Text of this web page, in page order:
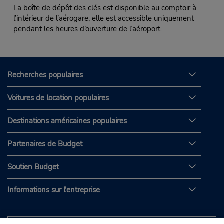
La boîte de dépôt des clés est disponible au comptoir à
l’intérieur de l’aérogare; elle est accessible uniquement
pendant les heures d’ouverture de l’aéroport.
Recherches populaires
Voitures de location populaires
Destinations américaines populaires
Partenaires de Budget
Soutien Budget
Informations sur l'entreprise